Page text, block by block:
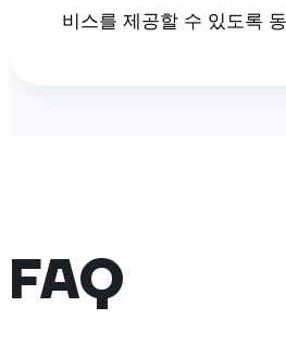
비스를 제공할 수 있도록
FAQ